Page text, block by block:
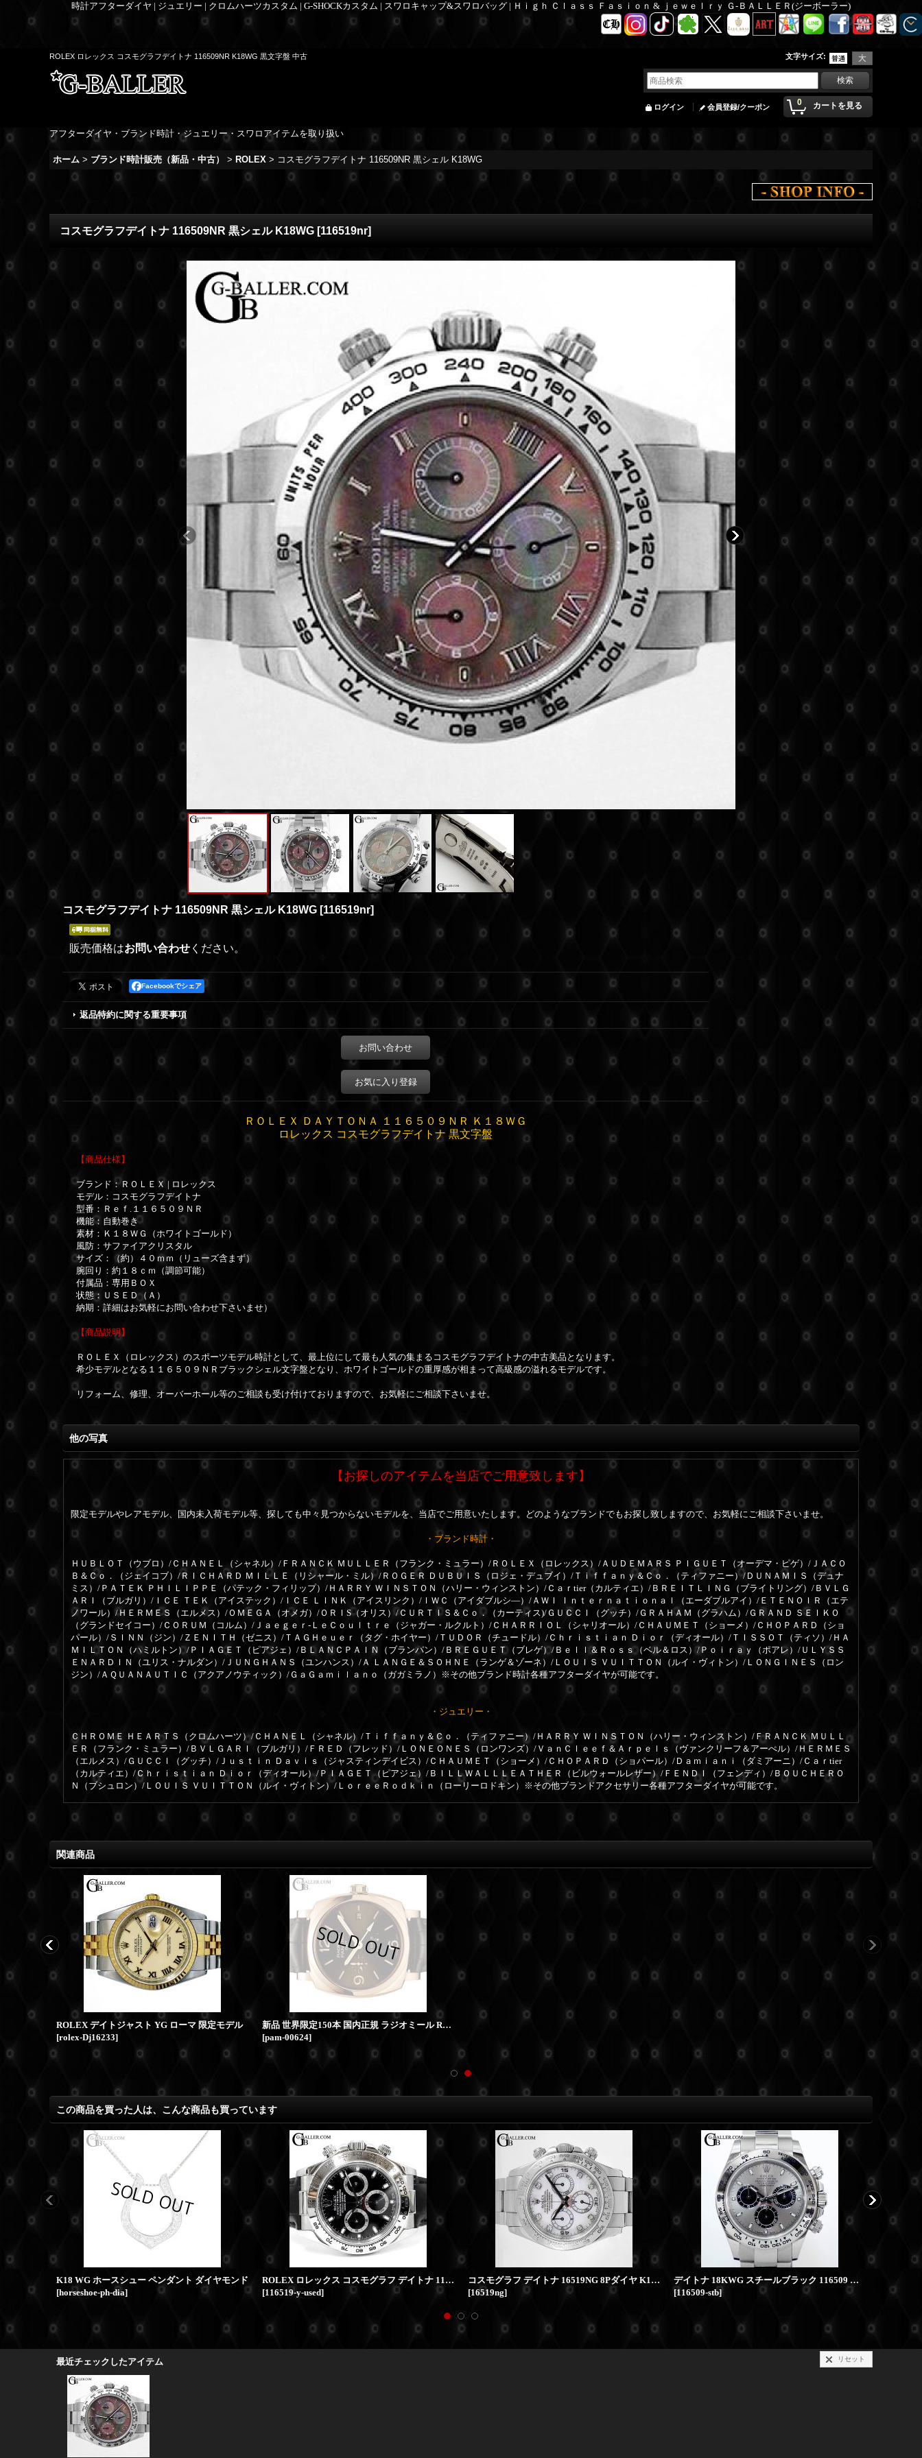
時計アフターダイヤ | ジュエリー | クロムハーツカスタム | G-SHOCKカスタム | スワロキャップ&スワロバッグ | Ｈｉｇｈ Ｃｌａｓｓ Ｆａｓｉｏｎ & ｊｅｗｅｌｒｙ Ｇ-ＢＡＬＬＥＲ(ジーボーラー)
ROLEX ロレックス コスモグラフデイトナ 116509NR K18WG 黒文字盤 中古 文字サイズ:
0 カートを見る
ログイン 会員登録/クーポン
アフターダイヤ・ブランド時計・ジュエリー・スワロアイテムを取り扱い
ホーム > ブランド時計販売（新品・中古） > ROLEX > コスモグラフデイトナ 116509NR 黒シェル K18WG
コスモグラフデイトナ 116509NR 黒シェル K18WG [116519nr]
コスモグラフデイトナ 116509NR 黒シェル K18WG [116519nr]
販売価格はお問い合わせ ください。
Facebookでシェア
返品特約に関する重要事項
お問い合わせ
お気に入り登録
ＲＯＬＥＸ ＤＡＹＴＯＮＡ １１６５０９ＮＲ Ｋ１８ＷＧ
ロレックス コスモグラフデイトナ 黒文字盤
【商品仕様】
ブランド：ＲＯＬＥＸ | ロレックス
モデル：コスモグラフデイトナ
型番：Ｒｅｆ.１１６５０９ＮＲ
機能：自動巻き
素材：Ｋ１８ＷＧ（ホワイトゴールド）
風防：サファイアクリスタル
サイズ：（約）４０ｍｍ（リューズ含まず）
腕回り：約１８ｃｍ（調節可能）
付属品：専用ＢＯＸ
状態：ＵＳＥＤ（Ａ）
納期：詳細はお気軽にお問い合わせ下さいませ）
【商品説明】
ＲＯＬＥＸ（ロレックス）のスポーツモデル時計として、最上位にして最も人気の集まるコスモグラフデイトナの中古美品となります。
希少モデルとなる１１６５０９ＮＲブラックシェル文字盤となり、ホワイトゴールドの重厚感が相まって高級感の溢れるモデルです。
リフォーム、修理、オーバーホール等のご相談も受け付けておりますので、お気軽にご相談下さいませ。
他の写真
【お探しのアイテムを当店でご用意致します】
限定モデルやレアモデル、国内未入荷モデル等、探しても中々見つからないモデルを、当店でご用意いたします。どのようなブランドでもお探し致しますので、お気軽にご相談下さいませ。
・ブランド時計・
ＨＵＢＬＯＴ（ウブロ）/ＣＨＡＮＥＬ（シャネル）/ＦＲＡＮＣＫ ＭＵＬＬＥＲ（フランク・ミュラー）/ＲＯＬＥＸ（ロレックス）/ＡＵＤＥＭＡＲＳ ＰＩＧＵＥＴ（オーデマ・ピゲ）/ＪＡＣＯ
Ｂ＆Ｃｏ．（ジェイコブ）/ＲＩＣＨＡＲＤ ＭＩＬＬＥ（リシャール・ミル）/ＲＯＧＥＲ ＤＵＢＵＩＳ（ロジェ・デュブイ）/Ｔｉｆｆａｎｙ＆Ｃｏ．（ティファニー）/ＤＵＮＡＭＩＳ（デュナ
ミス）/ＰＡＴＥＫ ＰＨＩＬＩＰＰＥ（パテック・フィリップ）/ＨＡＲＲＹ ＷＩＮＳＴＯＮ（ハリー・ウィンストン）/Ｃａｒtier（カルティエ）/ＢＲＥＩＴＬＩＮＧ（ブライトリング）/ＢＶＬＧ
ＡＲＩ（ブルガリ）/ＩＣＥ ＴＥＫ（アイステック）/ＩＣＥ ＬＩＮＫ（アイスリンク）/ＩＷＣ（アイダブルシ―）/ＡＷＩ Ｉｎｔｅｒｎａｔｉｏｎａｌ（エーダブルアイ）/ＥＴＥＮＯＩＲ（エテ
ノワール）/ＨＥＲＭＥＳ（エルメス）/ＯＭＥＧＡ（オメガ）/ＯＲＩS（オリス）/ＣＵＲＴＩＳ＆Ｃｏ．（カーティス)/ＧＵＣＣＩ（グッチ）/ＧＲＡＨＡＭ（グラハム）/ＧＲＡＮＤ ＳＥＩＫＯ
（グランドセイコー）/ＣＯＲＵＭ（コルム）/Ｊａｅｇｅｒ-ＬｅＣｏｕｌｔｒｅ（ジャガー・ルクルト）/ＣＨＡＲＲＩＯＬ（シャリオール）/ＣＨＡＵＭＥＴ（ショーメ）/ＣＨＯＰＡＲＤ（ショ
パール）/ＳＩＮＮ（ジン）/ＺＥＮＩＴＨ（ゼニス）/ＴＡＧＨｅｕｅｒ（タグ・ホイヤー）/ＴＵＤＯＲ（チュードル）/Ｃｈｒｉｓｔｉａｎ Ｄｉｏｒ（ディオール）/ＴＩＳＳＯＴ（ティソ）/ＨＡ
ＭＩＬＴＯＮ（ハミルトン）/ＰＩＡＧＥＴ（ピアジェ）/ＢＬＡＮＣＰＡＩＮ（ブランパン）/ＢＲＥＧＵＥＴ（ブレゲ）/Ｂｅｌｌ＆Ｒｏｓｓ（ベル＆ロス）/Ｐｏｉｒａｙ（ポアレ）/ＵＬＹＳＳ
ＥＮＡＲＤＩＮ（ユリス・ナルダン）/ＪＵＮＧＨＡＮＳ（ユンハンス）/Ａ ＬＡＮＧＥ＆ＳＯＨＮＥ（ランゲ＆ゾーネ）/ＬＯＵＩＳ ＶＵＩＴＴＯＮ（ルイ・ヴィトン）/ＬＯＮＧＩＮＥＳ（ロン
ジン）/ＡＱＵＡＮＡＵＴＩＣ（アクアノウティック）/ＧａＧａｍｉｌａｎｏ（ガガミラノ）※その他ブランド時計各種アフターダイヤが可能です。
・ジュエリー・
ＣＨＲＯＭＥ ＨＥＡＲＴＳ（クロムハーツ）/ＣＨＡＮＥＬ（シャネル）/Ｔｉｆｆａｎｙ＆Ｃｏ．（ティファニー）/ＨＡＲＲＹ ＷＩＮＳＴＯＮ（ハリー・ウィンストン）/ＦＲＡＮＣＫ ＭＵＬＬ
ＥＲ（フランク・ミュラー）/ＢＶＬＧＡＲＩ（ブルガリ）/ＦＲＥＤ（フレッド）/ＬＯＮＥＯＮＥＳ（ロンワンズ）/ＶａｎＣｌｅｅｆ＆Ａｒｐｅｌｓ（ヴァンクリーフ＆アーぺル）/ＨＥＲＭＥＳ
（エルメス）/ＧＵＣＣＩ（グッチ）/Ｊｕｓｔｉｎ Ｄａｖｉｓ（ジャスティンデイビス）/ＣＨＡＵＭＥＴ（ショーメ）/ＣＨＯＰＡＲＤ（ショパール）/Ｄａｍｉａｎｉ（ダミアーニ）/Ｃａｒtier
（カルティエ）/Ｃｈｒｉｓｔｉａｎ Ｄｉｏｒ（ディオール）/ＰＩＡＧＥＴ（ピアジェ）/ＢＩＬＬＷＡＬＬＬＥＡＴＨＥＲ（ビルウォールレザー）/ＦＥＮＤＩ（フェンディ）/ＢＯＵＣＨＥＲＯ
Ｎ（ブシュロン）/ＬＯＵＩＳ ＶＵＩＴＴＯＮ（ルイ・ヴィトン）/ＬｏｒｅｅＲｏｄｋｉｎ（ローリーロドキン）※その他ブランドアクセサリー各種アフターダイヤが可能です。
関連商品
ROLEX デイトジャスト YG ローマ 限定モデル
[rolex-Dj16233]
新品 世界限定150本 国内正規 ラジオミール RG 10DAYS GMT PAM00624 PANERAI/パネライ
[pam-00624]
この商品を買った人は、こんな商品も買っています
K18 WG ホースシュー ペンダント ダイヤモンド
[horseshoe-ph-dia]
ROLEX ロレックス コスモグラフ デイトナ 116519 Y番 18KWG 中古美品
[116519-y-used]
コスモグラフ デイトナ 16519NG 8Pダイヤ K18WG
[16519ng]
デイトナ 18KWG スチールブラック 116509 ランダム
[116509-stb]
最近チェックしたアイテム リセット